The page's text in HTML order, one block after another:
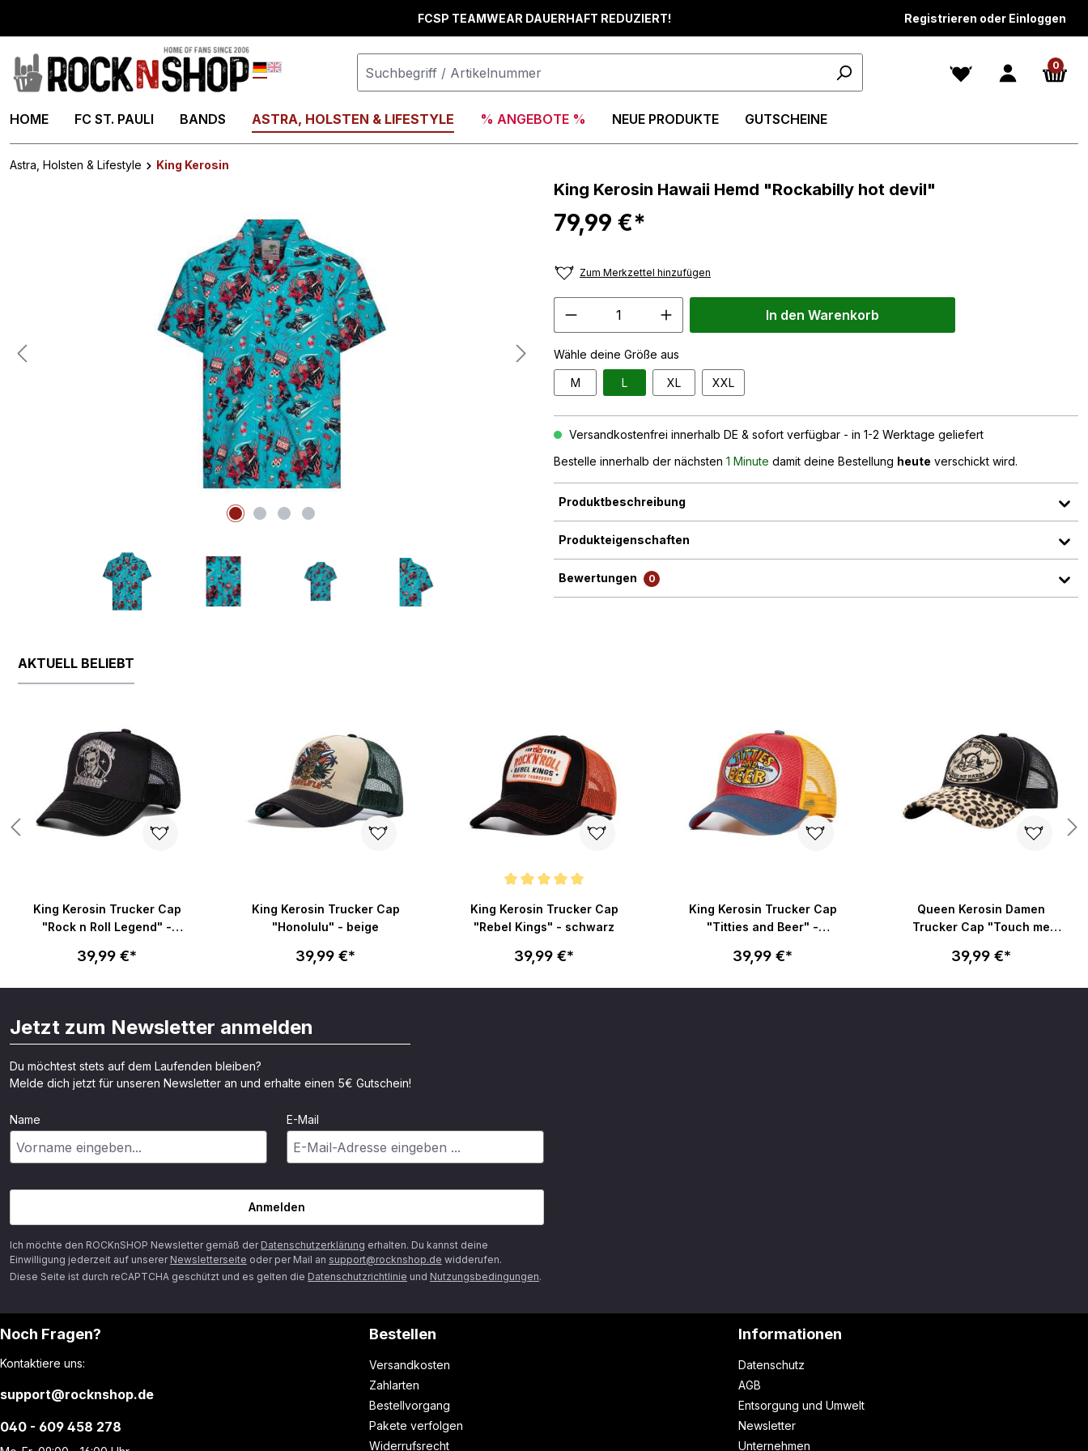
FCSP TEAMWEAR DAUERHAFT REDUZIERT! Registrieren oder Einloggen
Deutsch 0
HOME FC ST. PAULI BANDS ASTRA, HOLSTEN & LIFESTYLE % ANGEBOTE % NEUE PRODUKTE GUTSCHEINE
Astra, Holsten & Lifestyle
King Kerosin
King Kerosin Hawaii Hemd "Rockabilly hot devil"
79,99 €*
Zum Merkzettel hinzufügen
Wähle deine Größe aus
M L XL XXL
In den Warenkorb
Versandkostenfrei innerhalb DE & sofort verfügbar - in 1-2 Werktage geliefert
Bestelle innerhalb der nächsten 1 Minute damit deine Bestellung heute verschickt wird.
Produktbeschreibung
Produkteigenschaften
Bewertungen 0
AKTUELL BELIEBT
King Kerosin Trucker Cap
"Rock n Roll Legend" -
39,99 €*
King Kerosin Trucker Cap
"Honolulu" - beige
39,99 €*
King Kerosin Trucker Cap
"Rebel Kings" - schwarz
39,99 €*
King Kerosin Trucker Cap
"Titties and Beer" -
39,99 €*
Queen Kerosin Damen
Trucker Cap "Touch me
39,99 €*
Jetzt zum Newsletter anmelden
Du möchtest stets auf dem Laufenden bleiben?
Melde dich jetzt für unseren Newsletter an und erhalte einen 5€ Gutschein!
Name E-Mail
Anmelden
Ich möchte den ROCKnSHOP Newsletter gemäß der Datenschutzerklärung erhalten. Du kannst deine
Einwilligung jederzeit auf unserer Newsletterseite oder per Mail an support@rocknshop.de widderufen.
Diese Seite ist durch reCAPTCHA geschützt und es gelten die Datenschutzrichtlinie und Nutzungsbedingungen.
Noch Fragen?
Kontaktiere uns:
support@rocknshop.de
040 - 609 458 278
Bestellen
Versandkosten
Zahlarten
Bestellvorgang
Pakete verfolgen
Widerrufsrecht
Informationen
Datenschutz
AGB
Entsorgung und Umwelt
Newsletter
Unternehmen